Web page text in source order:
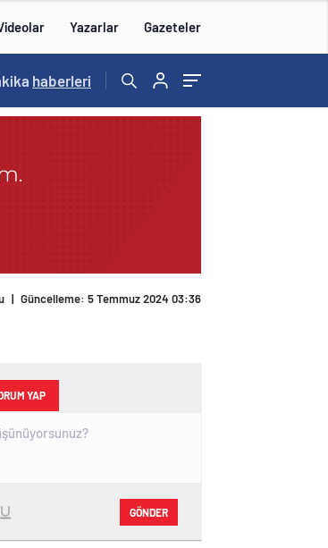
Yazarlar Gazeteler
haberleri
| Güncelleme: 5 Temmuz 2024 03:36
YAP
GÖNDER